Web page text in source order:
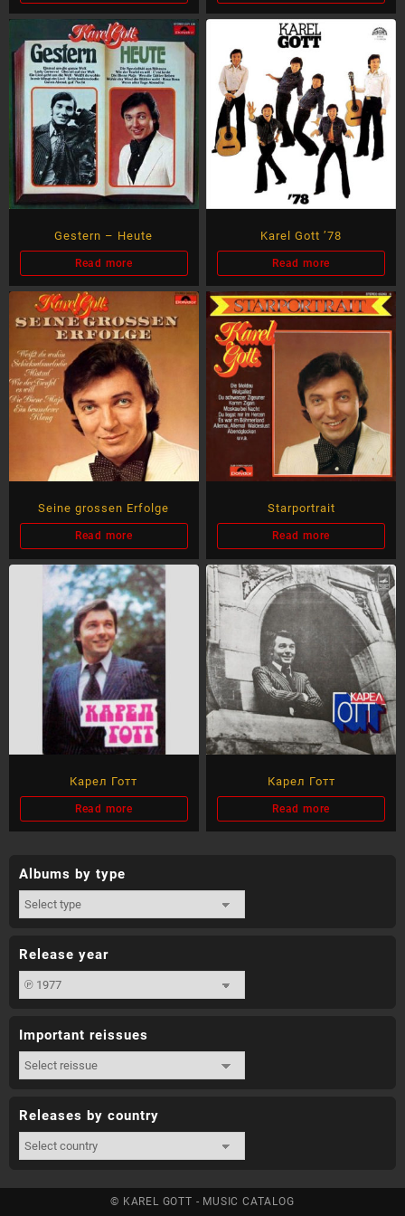
Gestern – Heute
Read more
Karel Gott ’78
Read more
Seine grossen Erfolge
Read more
Starportrait
Read more
Карел Готт
Read more
Карел Готт
Read more
Albums by type
Release year
Important reissues
Releases by country
© KAREL GOTT - MUSIC CATALOG